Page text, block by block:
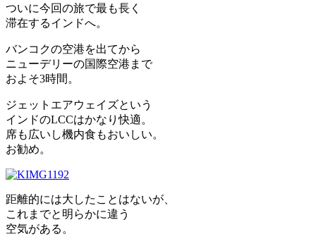
ついに今回の旅で最も長く
滞在するインドへ。
バンコクの空港を出てから
ニューデリーの国際空港まで
およそ3時間。
ジェットエアウェイズという
インドのLCCはかなり快適。
席も広いし機内食もおいしい。
お勧め。
距離的には大したことはないが、
これまでと明らかに違う
空気がある。